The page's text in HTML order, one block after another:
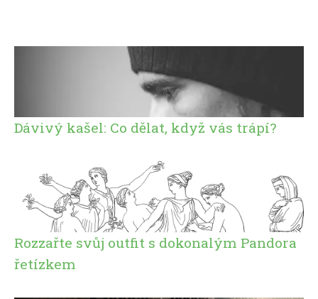
Dávivý kašel: Co dělat, když vás trápí?
Rozzařte svůj outfit s dokonalým Pandora
řetízkem